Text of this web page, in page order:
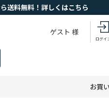
送料無料！詳しくはこちら
ゲスト 様
ログイ
お買